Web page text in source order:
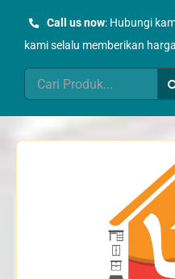
Call us now: Hubungi
kami selalu memberikan
Search
for: